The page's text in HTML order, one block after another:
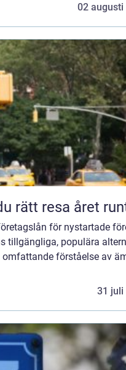
02 augusti
så hittar du rätt resa året
för nystartade
tillgängliga, populära
förståelse av
31 juli